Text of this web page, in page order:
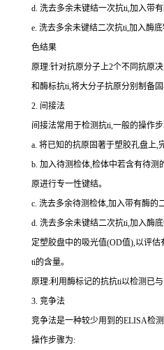
d. 洗去多余未键结一次抗ti,加入带
e. 洗去多余未键结二次抗ti,加入酶
色结果
原理:针对抗原分子上2个不同抗原
和酶标抗ti,将大分子抗原分别制备
2. 间接法
间接法常用于检测抗ti,一般的操作
a. 将已知的抗原固著于塑胶孔盘上,
b. 加入待测检体,检体中若含有待测
原进行专一性键结。
c. 洗去多余待测检体,加入带有酶的
d. 洗去多余未键结二次抗ti,加入酶
定塑胶盘中的吸光值(OD值),以评估
ti的含量。
原理:利用酶标记的抗抗ti以检测已
3. 竞争法
竞争法是一种较少用到的ELISA检
操作步骤为: